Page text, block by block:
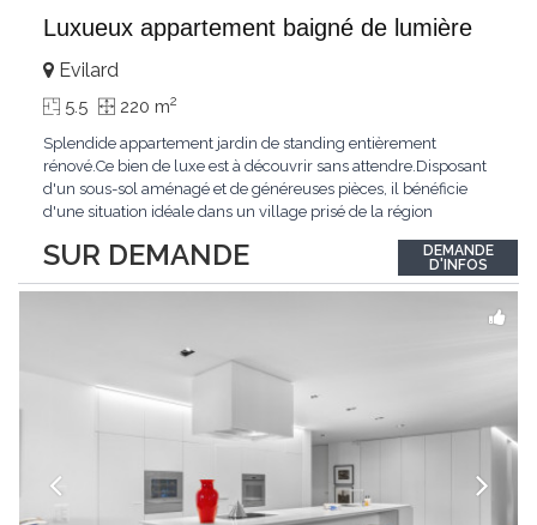
Luxueux appartement baigné de lumière
SUR DEMANDE
Evilard
5.5 220 m2
Splendide appartement jardin de standing entièrement
rénové.Ce bien de luxe est à découvrir sans attendre.Disposant
d'un sous-sol aménagé et de généreuses pièces, il bénéficie
d'une situation idéale dans un village prisé de la région
hors du commun tout au long de la journée.Points forts:4
grandes chambresUn vaste séjour...
DEMANDE
D'INFOS